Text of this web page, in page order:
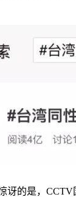
讶的是，